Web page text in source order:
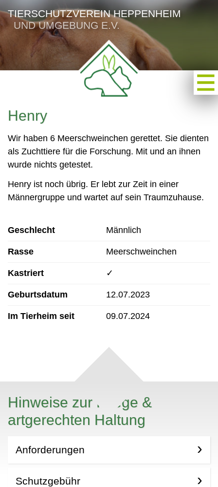
TIERSCHUTZVEREIN HEPPENHEIM
UND UMGEBUNG E.V.
Henry
Wir haben 6 Meerschweinchen gerettet. Sie dienten
als Zuchttiere für die Forschung. Mit und an ihnen
wurde nichts getestet.
Henry ist noch übrig. Er lebt zur Zeit in einer
Männergruppe und wartet auf sein Traumzuhause.
Geschlecht Männlich
Rasse Meerschweinchen
Kastriert ✓
Geburtsdatum 12.07.2023
Im Tierheim seit 09.07.2024
Hinweise zur Pflege &
artgerechten Haltung
Anforderungen
Schutzgebühr